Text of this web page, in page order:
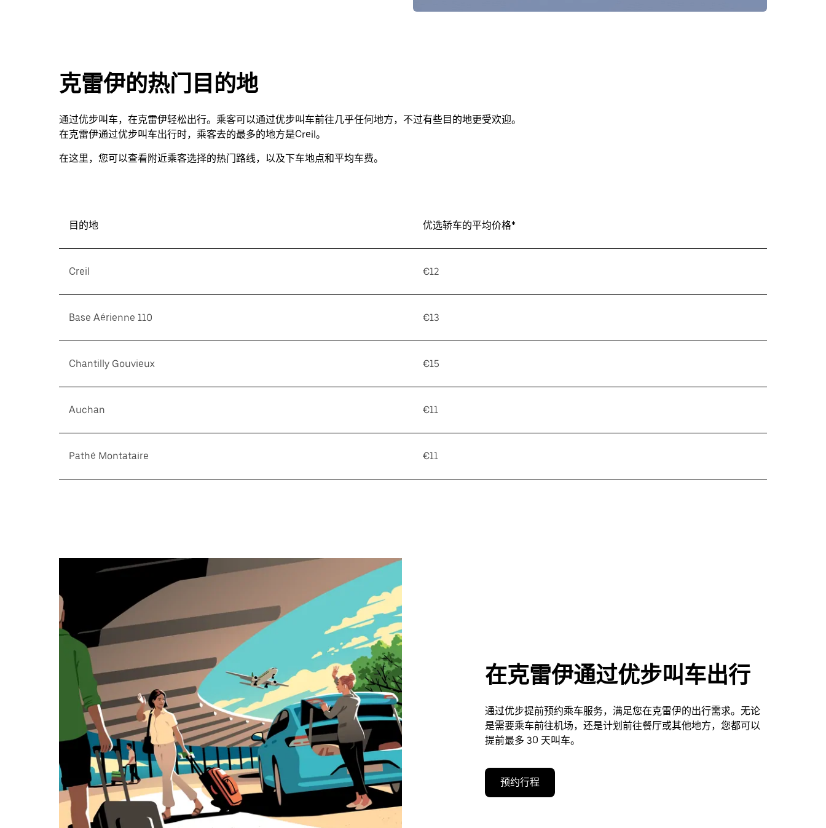
日
并
选
日
可
克雷伊的热门目的地
通过优步叫车，在克雷伊轻松出行。乘客可以通过优步叫车前往几乎任何地方，不过有些目的地更受欢迎。
在克雷伊通过优步叫车出行时，乘客去的最多的地方是Creil。
在这里，您可以查看附近乘客选择的热门路线，以及下车地点和平均车费。
目的地 优选轿车的平均价格*
Creil €12
Base Aérienne 110 €13
Chantilly Gouvieux €15
Auchan €11
Pathé Montataire €11
在克雷伊通过优步叫车出行
通过优步提前预约乘车服务，满足您在克雷伊的出行需求。无论
是需要乘车前往机场，还是计划前往餐厅或其他地方，您都可以
提前最多 30 天叫车。
预约行程